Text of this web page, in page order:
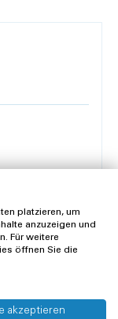
platzieren, um
anzuzeigen und
Für weitere
öffnen Sie die
akzeptieren